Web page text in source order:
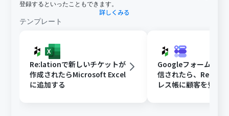
登録するといったこともできます。
詳しくみる
テンプレート
Re:lationで新しいチケットが
作成されたらMicrosoft Excel
に追加する
Googleフォームから
信されたら、
レス帳に顧客を登録